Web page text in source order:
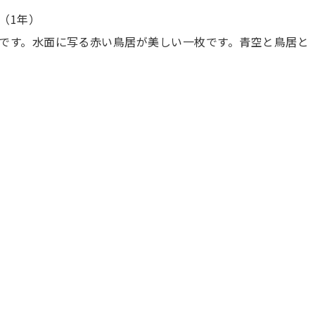
1年）
。水面に写る赤い鳥居が美しい一枚です。青空と鳥居と